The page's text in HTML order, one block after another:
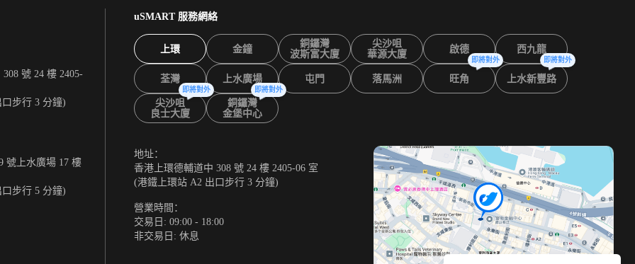
號 24 樓 2405-
步行 3 分鐘)
號上水廣場 17 樓
步行 5 分鐘)
uSMART 服務網絡
上環 金鐘
銅鑼灣
波斯富大廈
尖沙咀
華源大廈
啟德 西九龍
荃灣 上水廣場 屯門 落馬洲 旺角
即將對外
上水新豐路
即將對外
尖沙咀
良士大廈
即將對外
銅鑼灣
金堡中心
即將對外
地址：
香港上環德輔道中 308 號 24 樓 2405-06 室
(港鐵上環站 A2 出口步行 3 分鐘)
營業時間：
交易日: 09:00 - 18:00
非交易日: 休息